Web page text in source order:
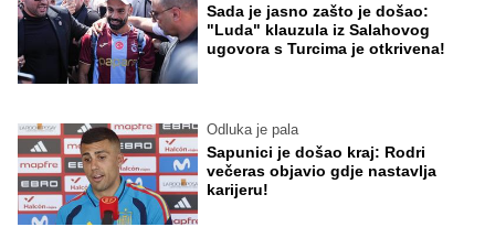
Sada je jasno zašto je došao:
"Luda" klauzula iz Salahovog
ugovora s Turcima je otkrivena!
Odluka je pala
Sapunici je došao kraj: Rodri
večeras objavio gdje nastavlja
karijeru!